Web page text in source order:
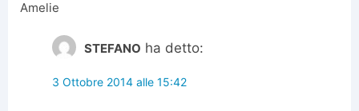
Amelie
STEFANO ha detto:
3 Ottobre 2014 alle 15:42